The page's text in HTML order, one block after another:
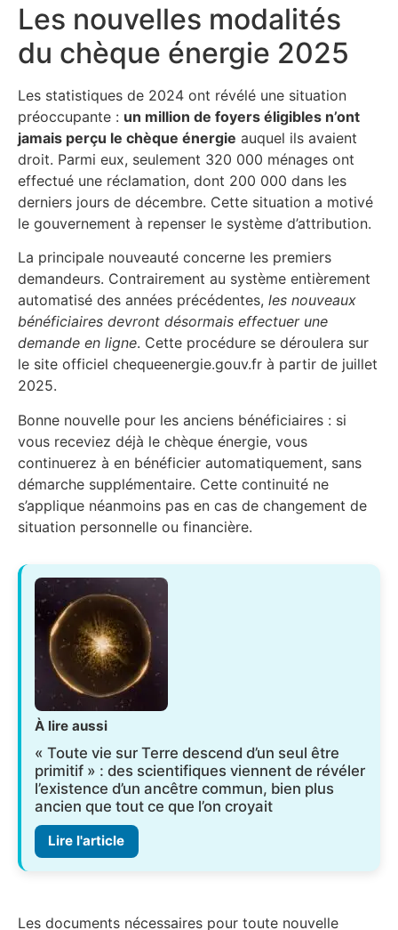
Les nouvelles modalités
du chèque énergie 2025
Les statistiques de 2024 ont révélé une situation
préoccupante : un million de foyers éligibles n’ont
jamais perçu le chèque énergie auquel ils avaient
droit. Parmi eux, seulement 320 000 ménages ont
effectué une réclamation, dont 200 000 dans les
derniers jours de décembre. Cette situation a motivé
le gouvernement à repenser le système d’attribution.
La principale nouveauté concerne les premiers
demandeurs. Contrairement au système entièrement
automatisé des années précédentes, les nouveaux
bénéficiaires devront désormais effectuer une
demande en ligne. Cette procédure se déroulera sur
le site officiel chequeenergie.gouv.fr à partir de juillet
2025.
Bonne nouvelle pour les anciens bénéficiaires : si
vous receviez déjà le chèque énergie, vous
continuerez à en bénéficier automatiquement, sans
démarche supplémentaire. Cette continuité ne
s’applique néanmoins pas en cas de changement de
situation personnelle ou financière.
À lire aussi
« Toute vie sur Terre descend d’un seul être
primitif » : des scientifiques viennent de révéler
l’existence d’un ancêtre commun, bien plus
ancien que tout ce que l’on croyait
Lire l'article
Les documents nécessaires pour toute nouvelle